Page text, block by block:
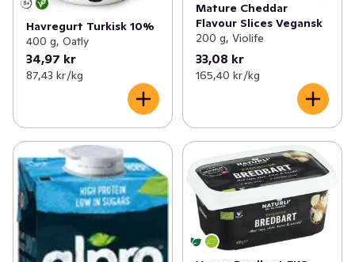
Havregurt Turkisk 10%
400 g, Oatly
34,97 kr
87,43 kr /kg
Mature Cheddar
Flavour Slices Vegansk
200 g, Violife
33,08 kr
165,40 kr /kg